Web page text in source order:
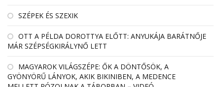
SZÉPEK ÉS SZEXIK
OTT A PÉLDA DOROTTYA ELŐTT: ANYUKÁJA BARÁTNŐJE
MÁR SZÉPSÉGKIRÁLYNŐ LETT
MAGYAROK VILÁGSZÉPE: ŐK A DÖNTŐSÖK, A
GYÖNYÖRŰ LÁNYOK, AKIK BIKINIBEN, A MEDENCE